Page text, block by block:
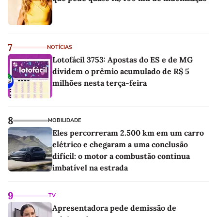
7 NOTÍCIAS
Lotofácil 3753: Apostas do ES e de MG
dividem o prêmio acumulado de R$ 5
milhões nesta terça-feira
8 MOBILIDADE
Eles percorreram 2.500 km em um carro
elétrico e chegaram a uma conclusão
difícil: o motor a combustão continua
imbatível na estrada
9 TV
Apresentadora pede demissão de